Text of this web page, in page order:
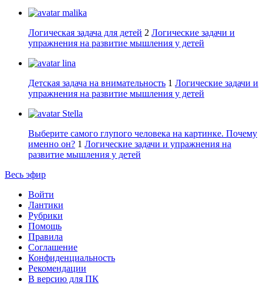
malika
Логическая задача для детей 2 Логические задачи и
упражнения на развитие мышления у детей
lina
Детская задача на внимательность 1 Логические задачи и
упражнения на развитие мышления у детей
Stella
Выберите самого глупого человека на картинке. Почему
именно он? 1 Логические задачи и упражнения на
развитие мышления у детей
Весь эфир
Войти
Лантики
Рубрики
Помощь
Правила
Соглашение
Конфиденциальность
Рекомендации
В версию для ПК